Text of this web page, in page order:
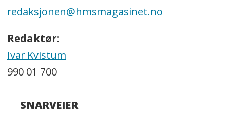
redaksjonen@hmsmagasinet.no
Redaktør:
Ivar Kvistum
990 01 700
SNARVEIER